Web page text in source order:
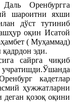
Оренбургга
шароитни яхши
дўст тутиниб
оқин Исатой
( Муҳаммад)
эди.
сайрга чиқиб
кадетлар
ҳужжатларни
қозоқ оқини